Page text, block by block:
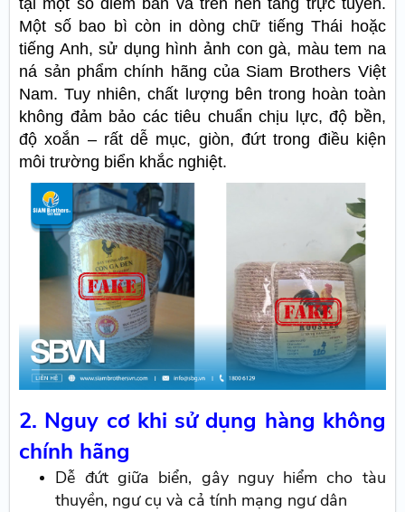
tại một số điểm bán và trên nền tảng trực tuyến.
Một số bao bì còn in dòng chữ tiếng Thái hoặc
tiếng Anh, sử dụng hình ảnh con gà, màu tem na
ná sản phẩm chính hãng của Siam Brothers Việt
Nam. Tuy nhiên, chất lượng bên trong hoàn toàn
không đảm bảo các tiêu chuẩn chịu lực, độ bền,
độ xoắn – rất dễ mục, giòn, đứt trong điều kiện
môi trường biển khắc nghiệt.
2. Nguy cơ khi sử dụng hàng không
chính hãng
Dễ đứt giữa biển, gây nguy hiểm cho tàu
thuyền, ngư cụ và cả tính mạng ngư dân